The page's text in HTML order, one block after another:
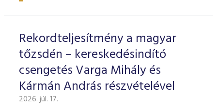
Rekordteljesítmény a magyar
tőzsdén – kereskedésindító
csengetés Varga Mihály és
Kármán András részvételével
2026. júl. 17.